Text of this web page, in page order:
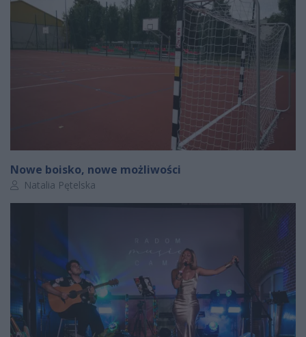
Nowe boisko, nowe możliwości
Autor artykułu:
Natalia Pętelska